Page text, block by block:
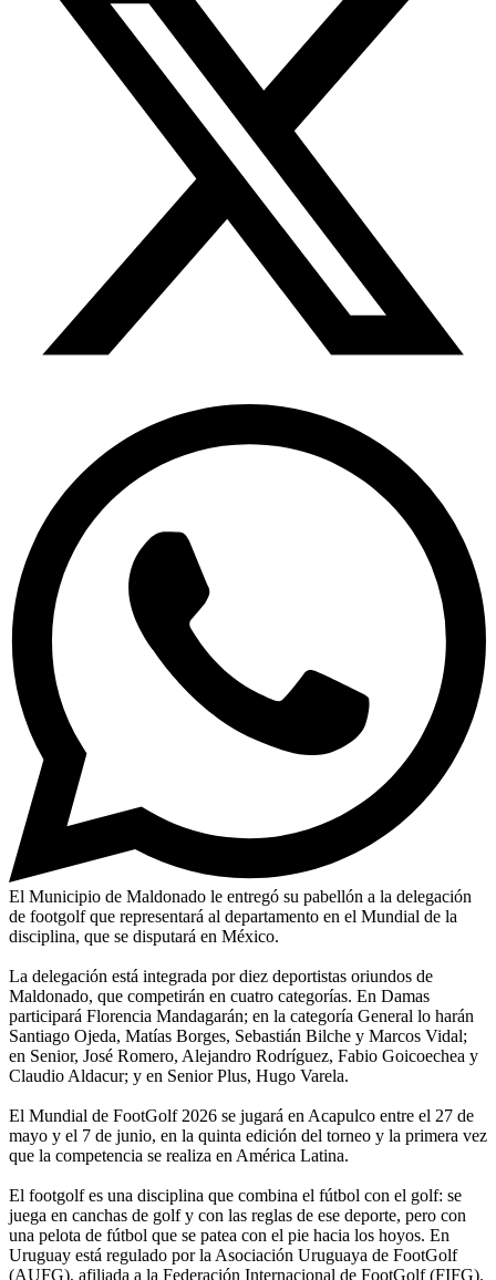
El Municipio de Maldonado le entregó su pabellón a la delegación
de footgolf que representará al departamento en el Mundial de la
disciplina, que se disputará en México.
La delegación está integrada por diez deportistas oriundos de
Maldonado, que competirán en cuatro categorías. En Damas
participará Florencia Mandagarán; en la categoría General lo harán
Santiago Ojeda, Matías Borges, Sebastián Bilche y Marcos Vidal;
en Senior, José Romero, Alejandro Rodríguez, Fabio Goicoechea y
Claudio Aldacur; y en Senior Plus, Hugo Varela.
El Mundial de FootGolf 2026 se jugará en Acapulco entre el 27 de
mayo y el 7 de junio, en la quinta edición del torneo y la primera vez
que la competencia se realiza en América Latina.
El footgolf es una disciplina que combina el fútbol con el golf: se
juega en canchas de golf y con las reglas de ese deporte, pero con
una pelota de fútbol que se patea con el pie hacia los hoyos. En
Uruguay está regulado por la Asociación Uruguaya de FootGolf
(AUFG), afiliada a la Federación Internacional de FootGolf (FIFG).